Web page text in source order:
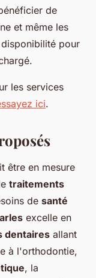
de
et même les
pour
les services
ici.
être en mesure
traitements
de santé
excelle en
dentaires allant
à l'orthodontie,
, la